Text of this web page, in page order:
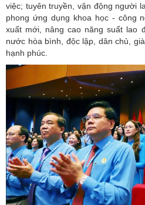
việc; tuyên truyền, vận động người
phong ứng dụng khoa học - công
xuất mới, nâng cao năng suất lao
nước hòa bình, độc lập, dân chủ,
hạnh phúc.